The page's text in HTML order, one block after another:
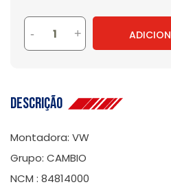
- +
Descrição
Montadora: VW
Grupo: CAMBIO
NCM : 84814000